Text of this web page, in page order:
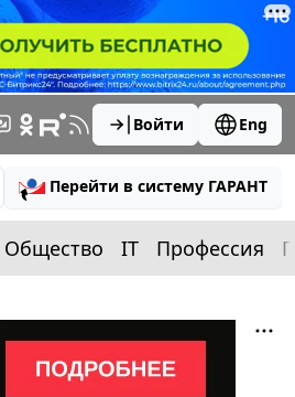
Войти Eng
Перейти в систему ГАРАНТ
Общество IT Профессия